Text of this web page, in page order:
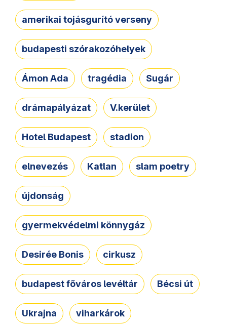
amerikai tojásgurító verseny
budapesti szórakozóhelyek
Ámon Ada tragédia Sugár
drámapályázat V.kerület
Hotel Budapest stadion
elnevezés Katlan slam poetry
újdonság
gyermekvédelmi könnygáz
Desirée Bonis cirkusz
budapest főváros levéltár Bécsi út
Ukrajna viharkárok